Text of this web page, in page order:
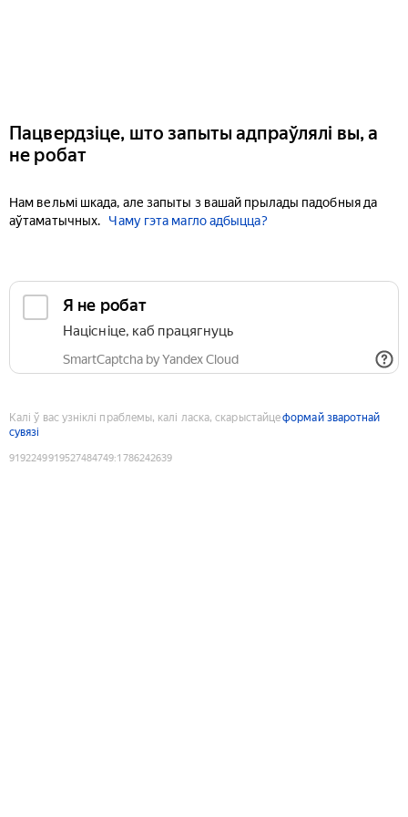
Пацвердзіце, што запыты адпраўлялі вы, а
не робат
Нам вельмі шкада, але запыты з вашай прылады падобныя да
аўтаматычных.
Чаму гэта магло адбыцца?
Я не робат
Націсніце, каб працягнуць
SmartCaptcha by Yandex Cloud
Калі ў вас узніклі праблемы, калі ласка, скарыстайцеформай зваротнай
сувязі
9192249919527484749:1786242639